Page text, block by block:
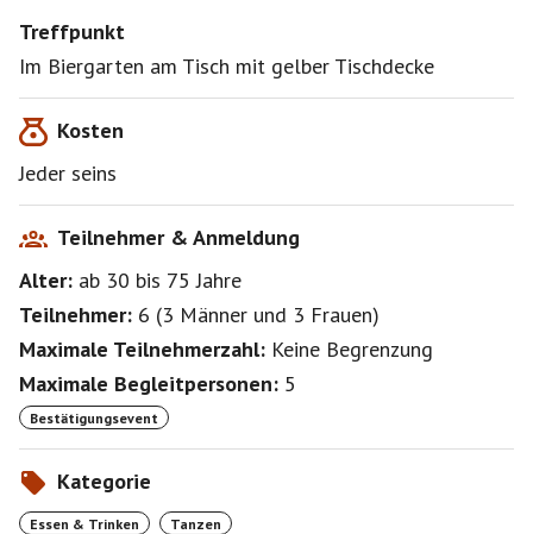
Treffpunkt
Im Biergarten am Tisch mit gelber Tischdecke
Kosten
Jeder seins
Teilnehmer & Anmeldung
Alter: ab 30 bis 75Jahre
Teilnehmer: 6 (3 Männer und 3 Frauen)
Maximale Teilnehmerzahl: Keine Begrenzung
Maximale Begleitpersonen: 5
Bestätigungsevent
Kategorie
Essen & Trinken Tanzen